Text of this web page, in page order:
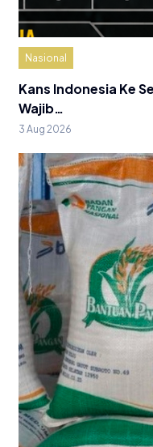
Nasional
Kans Indonesia Ke
Wajib…
3 Aug 2026